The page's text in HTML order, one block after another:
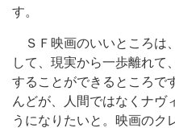
す。
ＳＦ映画のいいところは
して、現実から一歩離れて
することができるところで
んどが、人間ではなくナヴ
うになりたいと。映画のク